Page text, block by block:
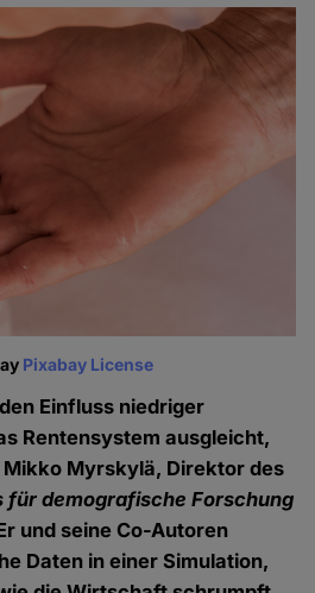
Pixabay License
Einfluss niedriger
Rentensystem ausgleicht,
Myrskylä, Direktor des
demografische Forschung
und seine Co-Autoren
Daten in einer Simulation,